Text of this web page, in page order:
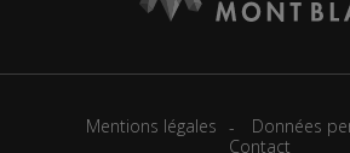
Mentions légales
Données
Contact